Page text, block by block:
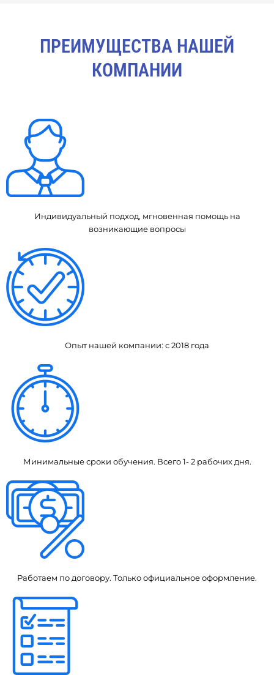
ПРЕИМУЩЕСТВА НАШЕЙ
КОМПАНИИ
Индивидуальный подход, мгновенная помощь на
возникающие вопросы
Опыт нашей компании: с 2018 года
Минимальные сроки обучения. Всего 1- 2 рабочих дня.
Работаем по договору. Только официальное оформление.